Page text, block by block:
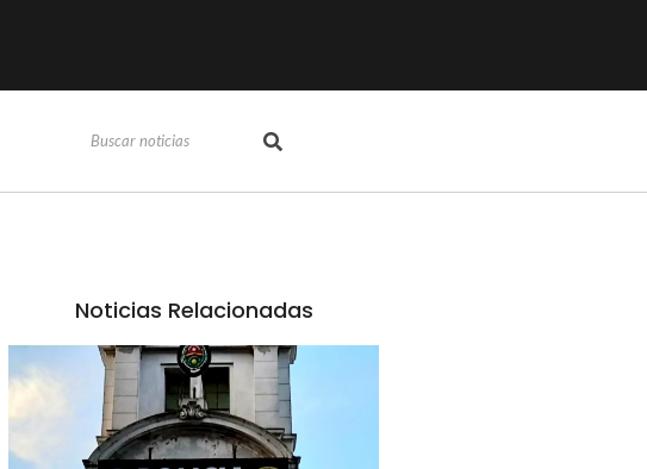
Noticias Relacionadas